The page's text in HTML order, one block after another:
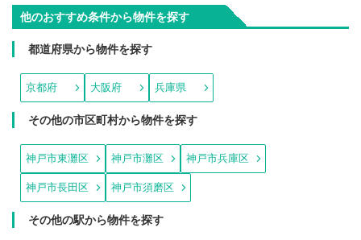
他のおすすめ条件から物件を探す
都道府県から物件を探す
京都府 大阪府 兵庫県
その他の市区町村から物件を探す
神戸市東灘区 神戸市灘区 神戸市兵庫区
神戸市長田区 神戸市須磨区
その他の駅から物件を探す